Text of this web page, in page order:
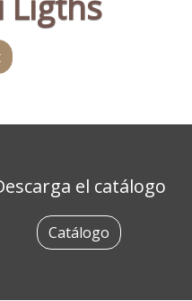
el catálogo
Catálogo